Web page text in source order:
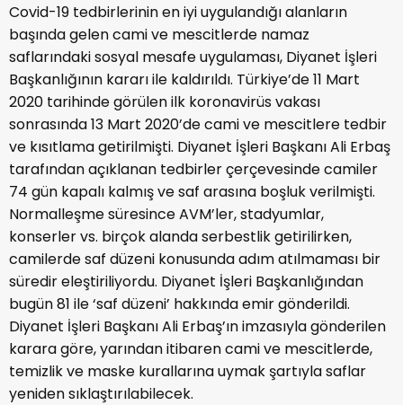
Covid-19 tedbirlerinin en iyi uygulandığı alanların
başında gelen cami ve mescitlerde namaz
saflarındaki sosyal mesafe uygulaması, Diyanet İşleri
Başkanlığının kararı ile kaldırıldı. Türkiye’de 11 Mart
2020 tarihinde görülen ilk koronavirüs vakası
sonrasında 13 Mart 2020’de cami ve mescitlere tedbir
ve kısıtlama getirilmişti. Diyanet İşleri Başkanı Ali Erbaş
tarafından açıklanan tedbirler çerçevesinde camiler
74 gün kapalı kalmış ve saf arasına boşluk verilmişti.
Normalleşme süresince AVM’ler, stadyumlar,
konserler vs. birçok alanda serbestlik getirilirken,
camilerde saf düzeni konusunda adım atılmaması bir
süredir eleştiriliyordu. Diyanet İşleri Başkanlığından
bugün 81 ile ‘saf düzeni’ hakkında emir gönderildi.
Diyanet İşleri Başkanı Ali Erbaş’ın imzasıyla gönderilen
karara göre, yarından itibaren cami ve mescitlerde,
temizlik ve maske kurallarına uymak şartıyla saflar
yeniden sıklaştırılabilecek.